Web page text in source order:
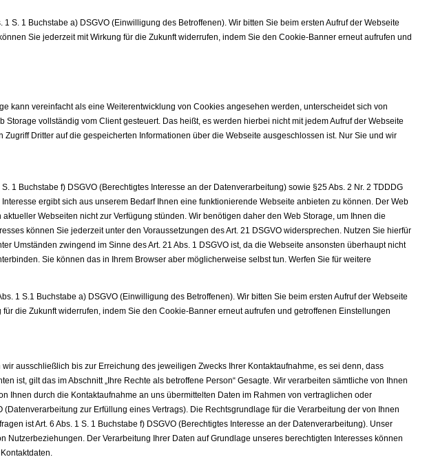
1 Buchstabe a) DSGVO (Einwilligung des Betroffenen). Wir bitten Sie beim ersten Aufruf der Webseite
Sie jederzeit mit Wirkung für die Zukunft widerrufen, indem Sie den Cookie-Banner erneut aufrufen und
kann vereinfacht als eine Weiterentwicklung von Cookies angesehen werden, unterscheidet sich von
vollständig vom Client gesteuert. Das heißt, es werden hierbei nicht mit jedem Aufruf der Webseite
Dritter auf die gespeicherten Informationen über die Webseite ausgeschlossen ist. Nur Sie und wir
1 Buchstabe f) DSGVO (Berechtigtes Interesse an der Datenverarbeitung) sowie §25 Abs. 2 Nr. 2 TDDDG
ergibt sich aus unserem Bedarf Ihnen eine funktionierende Webseite anbieten zu können. Der Web
Webseiten nicht zur Verfügung stünden. Wir benötigen daher den Web Storage, um Ihnen die
können Sie jederzeit unter den Voraussetzungen des Art. 21 DSGVO widersprechen. Nutzen Sie hierfür
Umständen zwingend im Sinne des Art. 21 Abs. 1 DSGVO ist, da die Webseite ansonsten überhaupt nicht
Sie können das in Ihrem Browser aber möglicherweise selbst tun. Werfen Sie für weitere
1 S.1 Buchstabe a) DSGVO (Einwilligung des Betroffenen). Wir bitten Sie beim ersten Aufruf der Webseite
die Zukunft widerrufen, indem Sie den Cookie-Banner erneut aufrufen und getroffenen Einstellungen
ausschließlich bis zur Erreichung des jeweiligen Zwecks Ihrer Kontaktaufnahme, es sei denn, dass
ist, gilt das im Abschnitt „Ihre Rechte als betroffene Person“ Gesagte. Wir verarbeiten sämtliche von Ihnen
Ihnen durch die Kontaktaufnahme an uns übermittelten Daten im Rahmen von vertraglichen oder
zur Erfüllung eines Vertrags). Die Rechtsgrundlage für die Verarbeitung der von Ihnen
ist Art. 6 Abs. 1 S. 1 Buchstabe f) DSGVO (Berechtigtes Interesse an der Datenverarbeitung). Unser
Der Verarbeitung Ihrer Daten auf Grundlage unseres berechtigten Interesses können